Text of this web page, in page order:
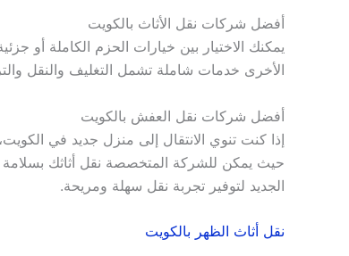
أفضل شركات نقل الأثاث بالكويت
يمكنك الاختيار بين خيارات الحزم الكاملة أو
الأخرى خدمات شاملة تشمل التغليف والنقل
أفضل شركات نقل العفش بالكويت
إذا كنت تنوي الانتقال إلى منزل جديد في
حيث يمكن للشركة المتخصصة نقل أثاثك بسلامة
الجديد لتوفير تجربة نقل سهلة ومريحة.
نقل أثاث الظهر بالكويت